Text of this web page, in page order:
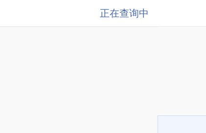
正在查询中